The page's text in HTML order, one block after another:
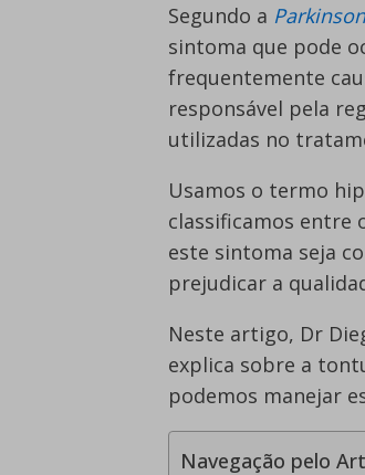
Segundo a
sintoma que pode
frequentemente
responsável pela
utilizadas no
Usamos o termo
classificamos entre
este sintoma seja
prejudicar a
Neste artigo, Dr
explica sobre a
podemos manejar
Navegação pelo